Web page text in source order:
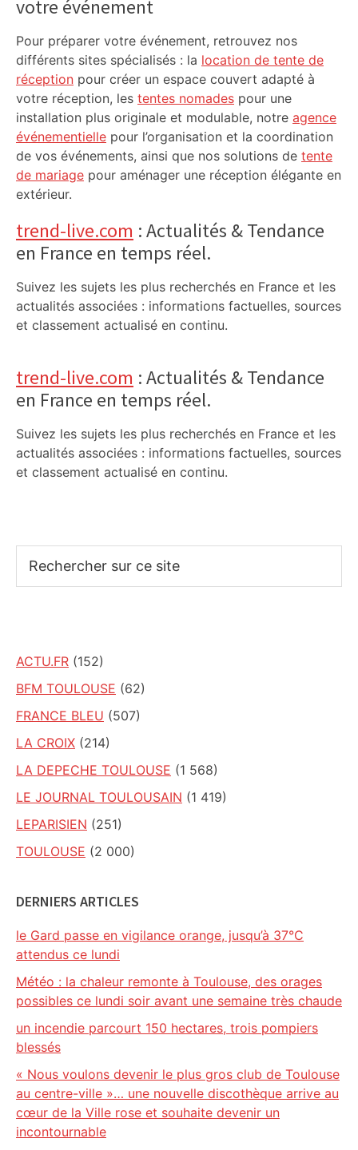
règlement du salary-cap – L'Équipe
votre événement
Pour préparer votre événement, retrouvez nos
différents sites spécialisés : la location de tente de
réception pour créer un espace couvert adapté à
votre réception, les tentes nomades pour une
installation plus originale et modulable, notre agence
événementielle pour l’organisation et la coordination
de vos événements, ainsi que nos solutions de tente
de mariage pour aménager une réception élégante en
extérieur.
trend-live.com : Actualités & Tendance
en France en temps réel.
Suivez les sujets les plus recherchés en France et les
actualités associées : informations factuelles, sources
et classement actualisé en continu.
trend-live.com : Actualités & Tendance
en France en temps réel.
Suivez les sujets les plus recherchés en France et les
actualités associées : informations factuelles, sources
et classement actualisé en continu.
sur
ACTU.FR (152)
BFM TOULOUSE (62)
FRANCE BLEU (507)
LA CROIX (214)
LA DEPECHE TOULOUSE (1 568)
LE JOURNAL TOULOUSAIN (1 419)
LEPARISIEN (251)
TOULOUSE (2 000)
DERNIERS ARTICLES
le Gard passe en vigilance orange, jusqu’à 37°C
attendus ce lundi
Météo : la chaleur remonte à Toulouse, des orages
possibles ce lundi soir avant une semaine très chaude
un incendie parcourt 150 hectares, trois pompiers
blessés
« Nous voulons devenir le plus gros club de Toulouse
au centre-ville »… une nouvelle discothèque arrive au
cœur de la Ville rose et souhaite devenir un
incontournable